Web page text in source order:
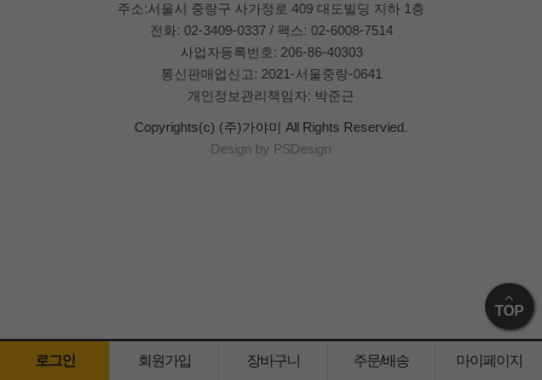
주소:서울시 중랑구 사가정로 409 대도빌딩 지하 1층
전화: 02-3409-0337 / 팩스: 02-6008-7514
사업자등록번호: 206-86-40303
통신판매업신고: 2021-서울중랑-0641
개인정보관리책임자: 박준근
Copyrights(c) (주)가야미 All Rights Reservied.
Design by PSDesign
TOP
로그인 회원가입 장바구니 주문/배송 마이페이지